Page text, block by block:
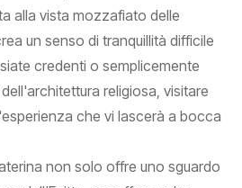
alla vista mozzafiato delle
un senso di tranquillità difficile
credenti o semplicemente
religiosa, visitare
che vi lascerà a bocca
non solo offre uno sguardo